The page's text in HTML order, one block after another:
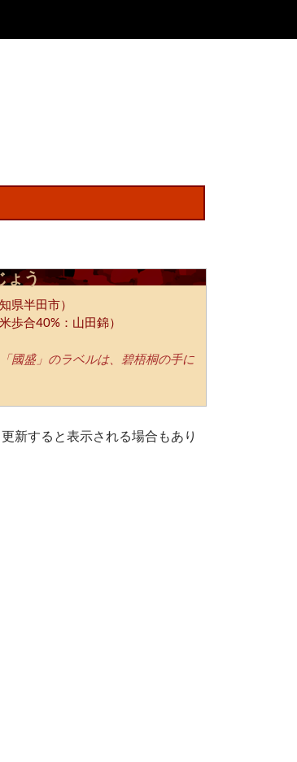
ょう
県半田市）
歩合40%：山田錦）
國盛」のラベルは、碧梧桐の手に
新すると表示される場合もあり